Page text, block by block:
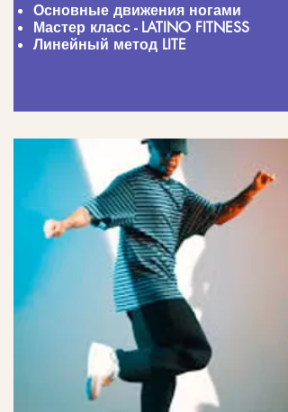
Основные движения ногами
Мастер класс - LATINO FITNESS
Линейный метод LITE